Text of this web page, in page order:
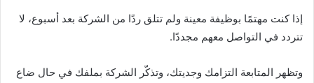
إذا كنت مهتمًا بوظيفة معينة ولم تتلق ردًا من الشركة بعد أسبوع، لا
تتردد في التواصل معهم مجددًا.
وتظهر المتابعة التزامك وجديتك، وتذكّر الشركة بملفك في حال ضاع